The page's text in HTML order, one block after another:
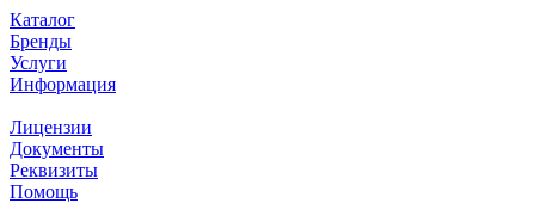
Каталог
Бренды
Услуги
Информация
Лицензии
Документы
Реквизиты
Помощь